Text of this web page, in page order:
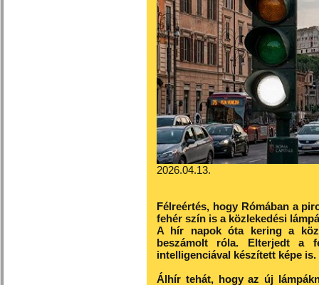
2026.04.13.
Félreértés, hogy Rómában a
fehér szín is a közlekedési
A hír napok óta kering a
beszámolt róla. Elterjedt a
intelligenciával készített képe is.
Álhír tehát, hogy az új